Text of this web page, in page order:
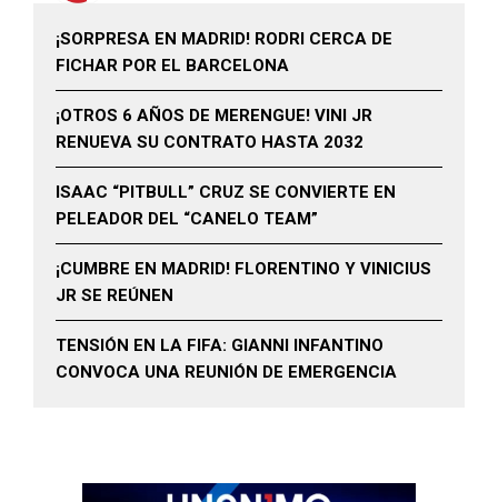
¡SORPRESA EN MADRID! RODRI CERCA DE
FICHAR POR EL BARCELONA
¡OTROS 6 AÑOS DE MERENGUE! VINI JR
RENUEVA SU CONTRATO HASTA 2032
ISAAC “PITBULL” CRUZ SE CONVIERTE EN
PELEADOR DEL “CANELO TEAM”
¡CUMBRE EN MADRID! FLORENTINO Y VINICIUS
JR SE REÚNEN
TENSIÓN EN LA FIFA: GIANNI INFANTINO
CONVOCA UNA REUNIÓN DE EMERGENCIA